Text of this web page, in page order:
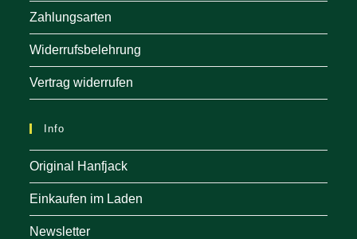
Zahlungsarten
Widerrufsbelehrung
Vertrag widerrufen
Info
Original Hanfjack
Einkaufen im Laden
Newsletter